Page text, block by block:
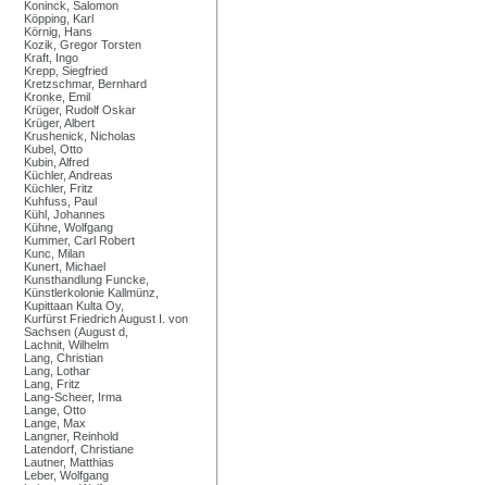
Koninck, Salomon
Köpping, Karl
Körnig, Hans
Kozik, Gregor Torsten
Kraft, Ingo
Krepp, Siegfried
Kretzschmar, Bernhard
Kronke, Emil
Krüger, Rudolf Oskar
Krüger, Albert
Krushenick, Nicholas
Kubel, Otto
Kubin, Alfred
Küchler, Andreas
Küchler, Fritz
Kuhfuss, Paul
Kühl, Johannes
Kühne, Wolfgang
Kummer, Carl Robert
Kunc, Milan
Kunert, Michael
Kunsthandlung Funcke,
Künstlerkolonie Kallmünz,
Kupittaan Kulta Oy,
Kurfürst Friedrich August I. von
Sachsen (August d,
Lachnit, Wilhelm
Lang, Christian
Lang, Lothar
Lang, Fritz
Lang-Scheer, Irma
Lange, Otto
Lange, Max
Langner, Reinhold
Latendorf, Christiane
Lautner, Matthias
Leber, Wolfgang